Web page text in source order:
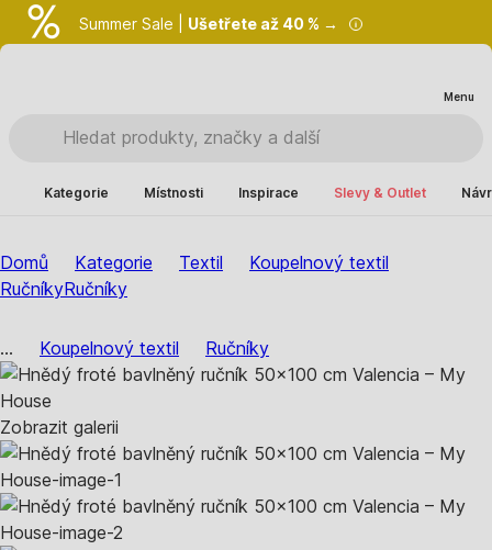
Summer Sale | Ušetřete až 40 % →
Menu
Kategorie Místnosti Inspirace Slevy & Outlet
Domů Kategorie Textil
Koupelnový textil
RučníkyRučníky
... Koupelnový textil Ručníky
Zobrazit galerii